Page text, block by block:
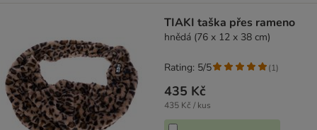
TIAKI taška přes rameno
hnědá (76 x 12 x 38 cm)
435 Kč
435 Kč / kus
Rating: 5/5 (1)